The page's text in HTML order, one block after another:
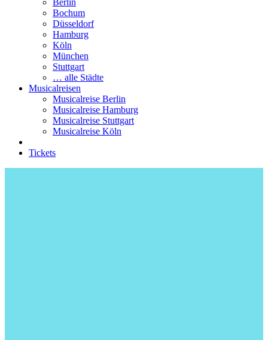
Berlin
Bochum
Düsseldorf
Hamburg
Köln
München
Stuttgart
… alle Städte
Musicalreisen
Musicalreise Berlin
Musicalreise Hamburg
Musicalreise Stuttgart
Musicalreise Köln
Tickets